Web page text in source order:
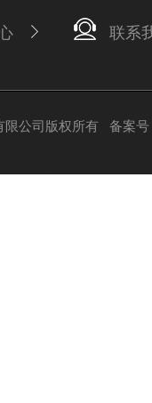
联系
限公司版权所有 备案号